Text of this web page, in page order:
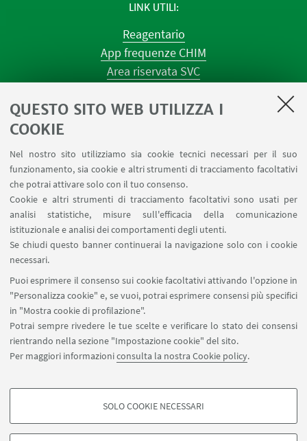
QUESTO SITO WEB UTILIZZA I
COOKIE
Nel nostro sito utilizziamo sia cookie tecnici necessari per il suo
funzionamento, sia cookie e altri strumenti di tracciamento facoltativi
che potrai attivare solo con il tuo consenso.
Cookie e altri strumenti di tracciamento facoltativi sono usati per
analisi statistiche, misure sull'efficacia della comunicazione
istituzionale e analisi dei comportamenti degli utenti.
Se chiudi questo banner continuerai la navigazione solo con i cookie
necessari.
Puoi esprimere il consenso sui cookie facoltativi attivando l'opzione in
"Personalizza cookie" e, se vuoi, potrai esprimere consensi più specifici
in "Mostra cookie di profilazione".
Potrai sempre rivedere le tue scelte e verificare lo stato dei consensi
rientrando nella sezione "Impostazione cookie" del sito.
Per maggiori informazioniconsulta la nostra Cookie policy.
COOKIE DI PROFILAZIONE - FACOLTATIVI
SOLO COOKIE NECESSARI
LINK UTILI
Reagentario
App frequenze CHIM
Area riservata SVC
Prenotazione spazi e Riunioni
Dismissione beni
Segnala un evento
SEGUI IL DIPARTIMENTO SU:
SEGUI UNIBO SU:
APP:
©Copyright 2026 - ALMA MATER STUDIORUM - Università di